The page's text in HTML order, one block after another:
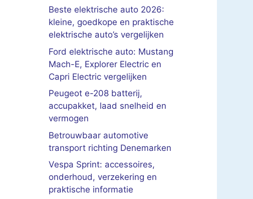
Beste elektrische auto 2026:
kleine, goedkope en praktische
elektrische auto’s vergelijken
Ford elektrische auto: Mustang
Mach-E, Explorer Electric en
Capri Electric vergelijken
Peugeot e-208 batterij,
accupakket, laad snelheid en
vermogen
Betrouwbaar automotive
transport richting Denemarken
Vespa Sprint: accessoires,
onderhoud, verzekering en
praktische informatie